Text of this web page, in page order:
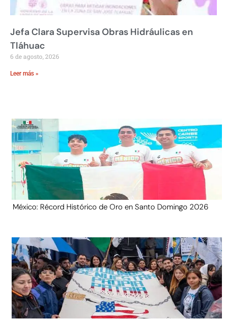
Jefa Clara Supervisa Obras Hidráulicas en
Tláhuac
6 de agosto, 2026
Leer más »
México: Récord Histórico de Oro en Santo Domingo 2026